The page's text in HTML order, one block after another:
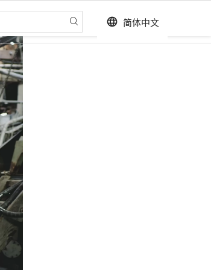
language 简体中文